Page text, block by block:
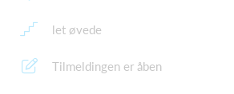
let øvede
Tilmeldingen er åben